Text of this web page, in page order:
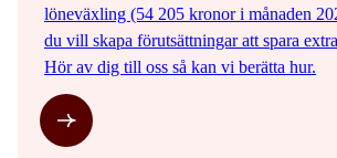
löneväxling (54 205 kronor i månaden
du vill skapa förutsättningar att spara
Hör av dig till oss så kan vi berätta hur.